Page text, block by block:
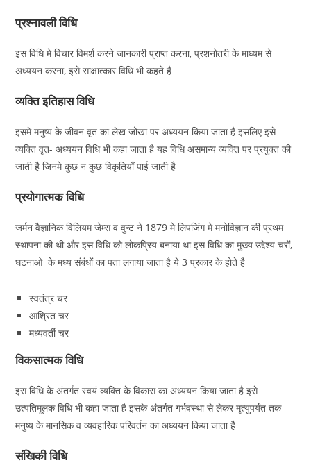
प्रश्नावली विधि
इस विधि मे विचार विमर्श करने जानकारी प्राप्त करना, प्रशनोतरी के माध्यम से
अध्ययन करना, इसे साक्षात्कार विधि भी कहते है
व्यक्ति इतिहास विधि
इसमे मनुष्य के जीवन वृत का लेख जोखा पर अध्ययन किया जाता है इसलिए इसे
व्यक्ति वृत- अध्ययन विधि भी कहा जाता है यह विधि असमान्य व्यक्ति पर प्रयुक्त की
जाती है जिनमे कुछ न कुछ विकृतियाँ पाई जाती है
प्रयोगात्मक विधि
जर्मन वैज्ञानिक विलियम जेम्स व वुन्ट ने 1879 मे लिपजिंग मे मनोविज्ञान की प्रथम
स्थापना की थी और इस विधि को लोकप्रिय बनाया था इस विधि का मुख्य उद्देश्य चरों,
घटनाओ के मध्य संबंधों का पता लगाया जाता है ये 3 प्रकार के होते है
स्वतंत्र चर
आश्रित चर
मध्यवर्ती चर
विकसात्मक विधि
इस विधि के अंतर्गत स्वयं व्यक्ति के विकास का अध्ययन किया जाता है इसे
उत्पतिमूलक विधि भी कहा जाता है इसके अंतर्गत गर्भवस्था से लेकर मृत्युपर्यंत तक
मनुष्य के मानसिक व व्यवहारिक परिवर्तन का अध्ययन किया जाता है
संखिकी विधि